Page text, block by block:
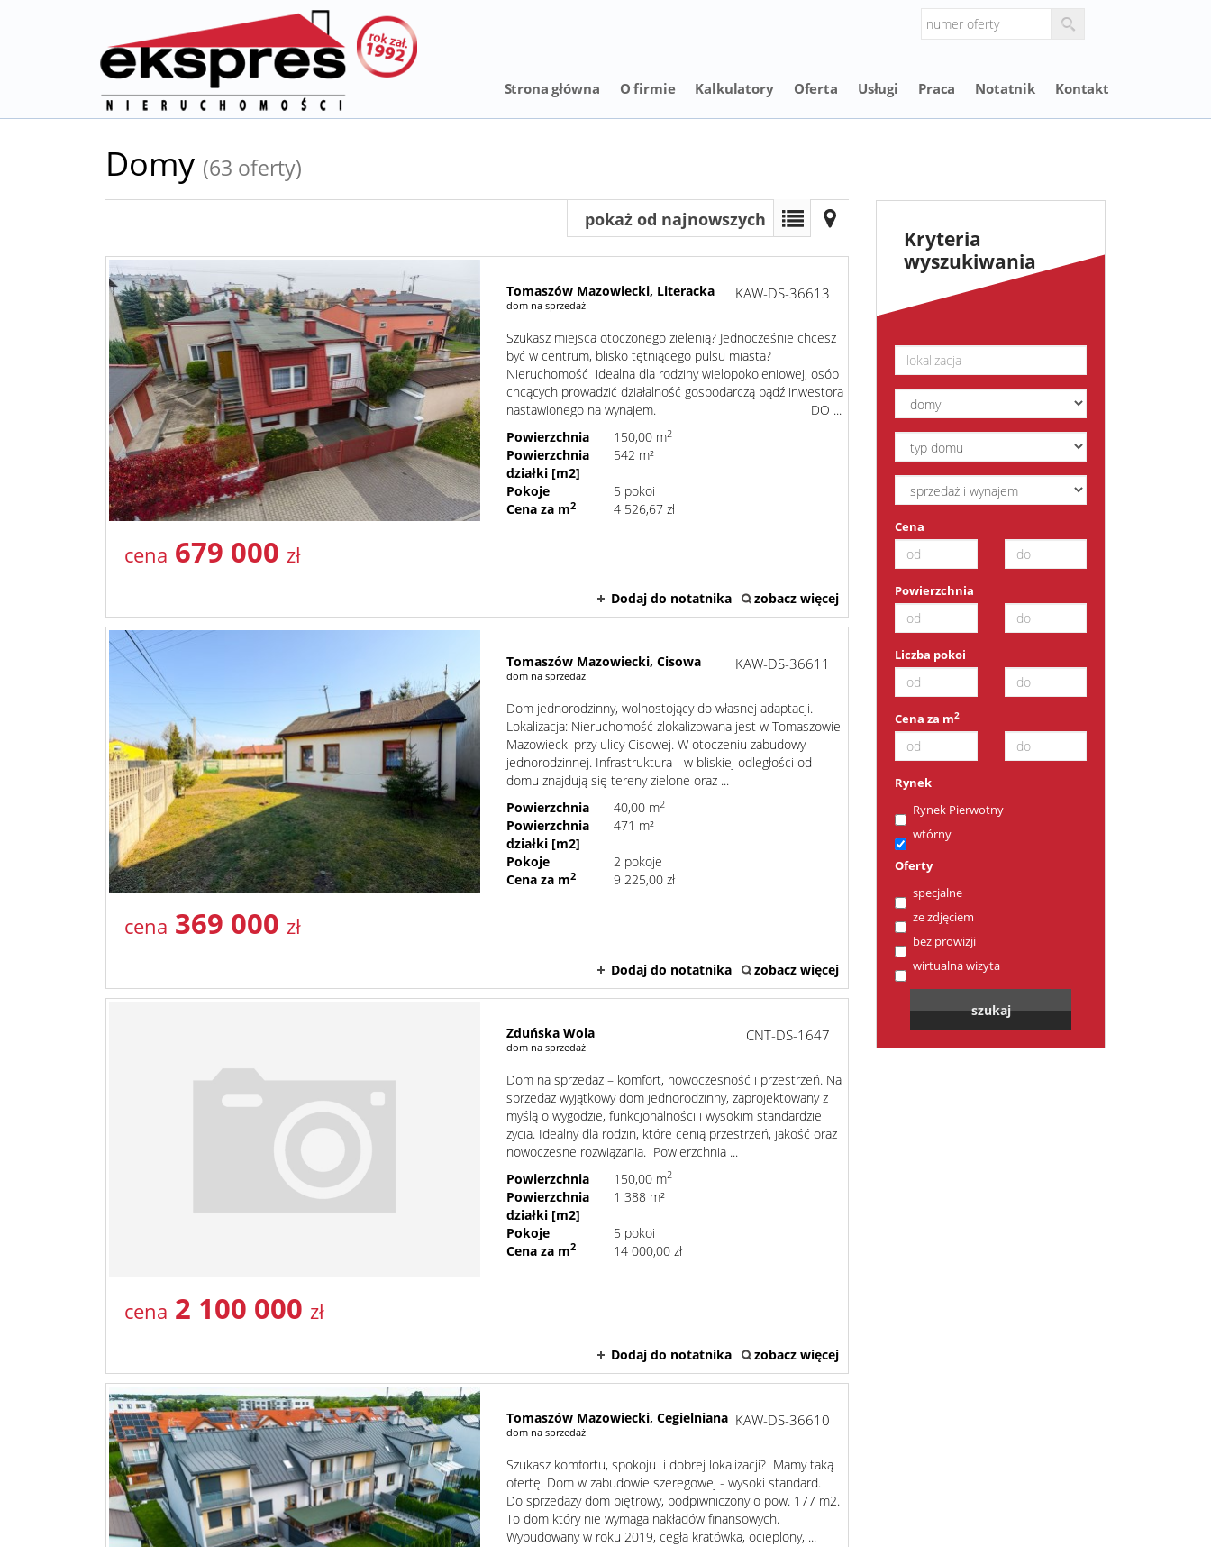
Strona główna O firmie Kalkulatory Oferta Usługi Praca Notatnik Kontakt
Domy (63 oferty)
pokaż od najnowszych
Tomaszów Mazowiecki, Literacka
dom na sprzedaż
KAW-DS-36613
Szukasz miejsca otoczonego zielenią? Jednocześnie chcesz
być w centrum, blisko tętniącego pulsu miasta?
Nieruchomość idealna dla rodziny wielopokoleniowej, osób
chcących prowadzić działalność gospodarczą bądź inwestora
nastawionego na wynajem. DO ...
Powierzchnia
150,00 m2
Powierzchnia
działki [m2]
542 m²
Pokoje
5 pokoi
Cena za m2 4 526,67 zł
cena 679 000 zł
Dodaj do notatnika zobacz więcej
Tomaszów Mazowiecki, Cisowa
dom na sprzedaż
KAW-DS-36611
Dom jednorodzinny, wolnostojący do własnej adaptacji.
Lokalizacja: Nieruchomość zlokalizowana jest w Tomaszowie
Mazowiecki przy ulicy Cisowej. W otoczeniu zabudowy
jednorodzinnej. Infrastruktura - w bliskiej odległości od
domu znajdują się tereny zielone oraz ...
Powierzchnia
40,00 m2
Powierzchnia
działki [m2]
471 m²
Pokoje
2 pokoje
Cena za m2 9 225,00 zł
cena 369 000 zł
Dodaj do notatnika zobacz więcej
Zduńska Wola
dom na sprzedaż
CNT-DS-1647
Dom na sprzedaż – komfort, nowoczesność i przestrzeń. Na
sprzedaż wyjątkowy dom jednorodzinny, zaprojektowany z
myślą o wygodzie, funkcjonalności i wysokim standardzie
życia. Idealny dla rodzin, które cenią przestrzeń, jakość oraz
nowoczesne rozwiązania. Powierzchnia ...
Powierzchnia
150,00 m2
Powierzchnia
działki [m2]
1 388 m²
Pokoje
5 pokoi
Cena za m2 14 000,00 zł
cena 2 100 000 zł
Dodaj do notatnika zobacz więcej
Tomaszów Mazowiecki, Cegielniana
dom na sprzedaż
KAW-DS-36610
Szukasz komfortu, spokoju i dobrej lokalizacji? Mamy taką
ofertę. Dom w zabudowie szeregowej - wysoki standard.
Do sprzedaży dom piętrowy, podpiwniczony o pow. 177 m2.
To dom który nie wymaga nakładów finansowych.
Wybudowany w roku 2019, cegła kratówka, ocieplony, ...
Kryteria
wyszukiwania
Cena
Powierzchnia
Liczba pokoi
Cena za m2
Rynek
Rynek Pierwotny
wtórny
Oferty
specjalne
ze zdjęciem
bez prowizji
wirtualna wizyta